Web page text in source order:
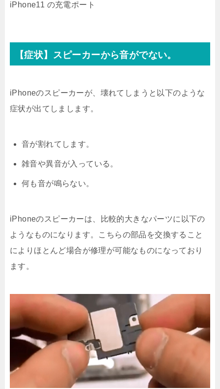
iPhone11 の充電ポート
【症状】スピーカーから音がでない。
iPhoneのスピーカーが、壊れてしまうと以下のような
症状が出てしまします。
音が割れてします。
雑音や異音が入っている。
何も音が鳴らない。
iPhoneのスピーカーは、比較的大きなパーツに以下の
ようなものになります。こちらの部品を交換すること
によりほとんど場合が修理が可能なものになっており
ます。